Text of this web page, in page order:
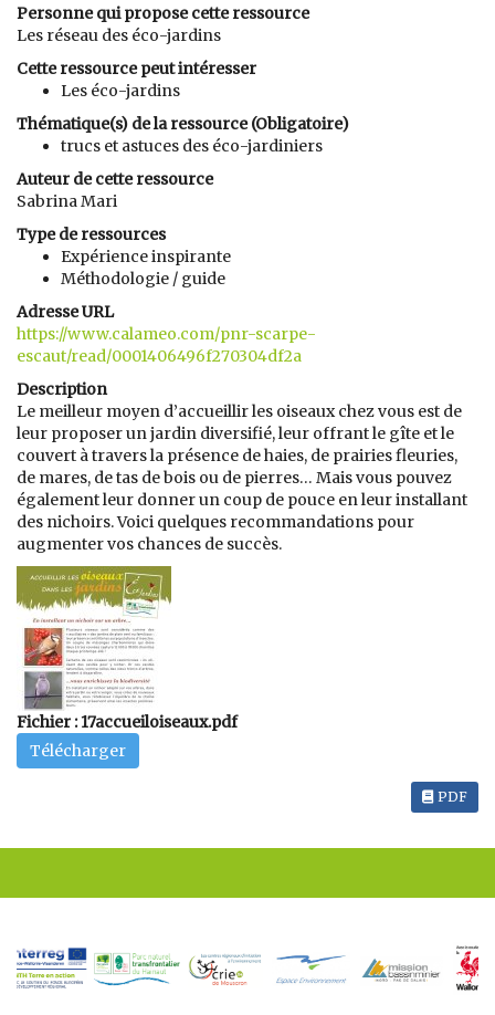
Personne qui propose cette ressource
Les réseau des éco-jardins
Cette ressource peut intéresser
Les éco-jardins
Thématique(s) de la ressource (Obligatoire)
trucs et astuces des éco-jardiniers
Auteur de cette ressource
Sabrina Mari
Type de ressources
Expérience inspirante
Méthodologie / guide
Adresse URL
https://www.calameo.com/pnr-scarpe-
escaut/read/0001406496f270304df2a
Description
Le meilleur moyen d’accueillir les oiseaux chez vous est de
leur proposer un jardin diversifié, leur offrant le gîte et le
couvert à travers la présence de haies, de prairies fleuries,
de mares, de tas de bois ou de pierres… Mais vous pouvez
également leur donner un coup de pouce en leur installant
des nichoirs. Voici quelques recommandations pour
augmenter vos chances de succès.
Fichier : 17accueiloiseaux.pdf
Télécharger
PDF